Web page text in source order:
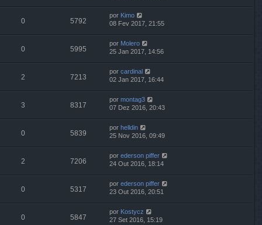
0 5792
por Kimo
08 Fev 2017, 21:55
0 5995
por Molero
25 Jan 2017, 14:56
2 7213
por cardinal
02 Jan 2017, 16:44
3 8317
por montag3
07 Dez 2016, 20:43
0 5839
por helldin
25 Nov 2016, 09:49
2 7206
por ederson piffer
24 Out 2016, 18:14
0 5317
por ederson piffer
23 Out 2016, 20:51
0 5847
por Kostycz
27 Set 2016, 15:19